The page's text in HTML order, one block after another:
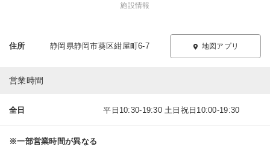
施設情報
住所 静岡県静岡市葵区紺屋町6-7 地図アプリ
営業時間
全日 平日10:30-19:30 土日祝日10:00-19:30
※一部営業時間が異なる